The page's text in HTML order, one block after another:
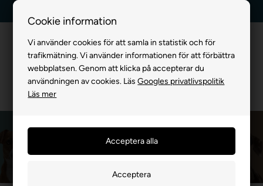
Cookie information
Vi använder cookies för att samla in statistik och för
trafikmätning. Vi använder informationen för att förbättra
webbplatsen. Genom att klicka på accepterar du
användningen av cookies. LäsGoogles privatlivspolitik
Läs mer
DogSpace
Framsida»MÄRKEVARA»DogSpace